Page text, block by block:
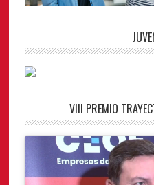
VIII PREMIO